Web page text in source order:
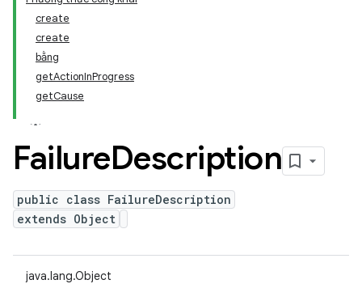
create
create
bằng
getActionInProgress
getCause
FailureDescription
public class FailureDescription
extends Object
java.lang.Object